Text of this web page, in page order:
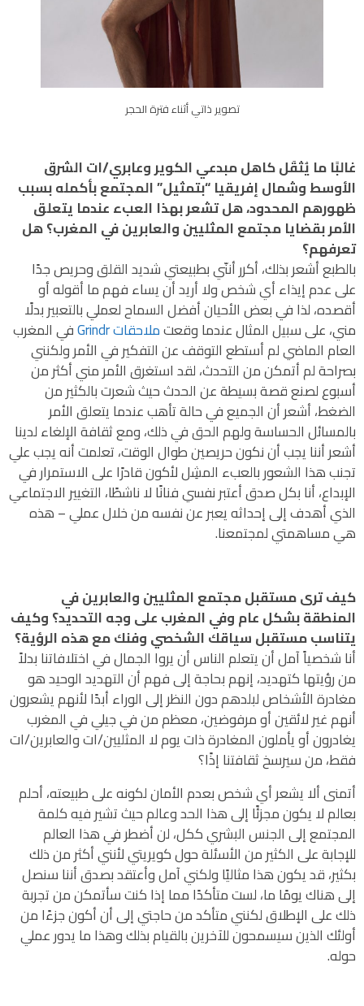
تصوير ذاتي أثناء فترة الحجر
غالبًا ما يُثقَل كاهل مبدعي الكوير وعابري/ات الشرق
الأوسط وشمال إفريقيا “بتمثيل” المجتمع بأكمله بسبب
ظهورهم المحدود، هل تشعر بهذا العبء عندما يتعلق
الأمر بقضايا مجتمع المثليين والعابرين في المغرب؟ هل
تعرفهم؟
بالطبع أشعر بذلك، أكرر أننّي بطبيعتي شديد القلق وحريص جدًا
على عدم إيذاء أي شخص ولا أريد أن يساء فهم ما أقوله أو
أقصده، لذا في بعض الأحيان أفضل السماح لعملي بالتعبير بدلًا
مني، على سبيل المثال عندما وقعتملاحقات Grindr في المغرب
العام الماضي لم أستطع التوقف عن التفكير في الأمر ولكنني
بصراحة لم أتمكن من التحدث، لقد استغرق الأمر مني أكثر من
أسبوع لصنع قصة بسيطة عن الحدث حيث شعرت بالكثير من
الضغط، أشعر أن الجميع في حالة تأهب عندما يتعلق الأمر
بالمسائل الحساسة ولهم الحق في ذلك، ومع ثقافة الإلغاء لدينا
أشعر أننا يجب أن نكون حريصين طوال الوقت، تعلمت أنه يجب علي
تجنب هذا الشعور بالعبء المشِل لأكون قادرًا على الاستمرار في
الإبداع، أنا بكل صدق أعتبر نفسي فنانًا لا ناشطًا، التغيير الاجتماعي
الذي أهدف إلى إحداثه يعبر عن نفسه من خلال عملي – هذه
هي مساهمتي لمجتمعنا.
كيف ترى مستقبل مجتمع المثليين والعابرين في
المنطقة بشكل عام وفي المغرب على وجه التحديد؟ وكيف
يتناسب مستقبل سياقك الشخصي وفنك مع هذه الرؤية؟
أنا شخصياً آمل أن يتعلم الناس أن يروا الجمال في اختلافاتنا بدلاً
من رؤيتها كتهديد، إنهم بحاجة إلى فهم أن التهديد الوحيد هو
مغادرة الأشخاص لبلدهم دون النظر إلى الوراء أبدًا لأنهم يشعرون
أنهم غير لائقين أو مرفوضين، معظم من في جيلي في المغرب
يغادرون أو يأملون المغادرة ذات يوم لا المثليين/ات والعابرين/ات
فقط، من سيرسخ ثقافتنا إذًا؟
أتمنى ألا يشعر أي شخص بعدم الأمان لكونه على طبيعته، أحلم
بعالم لا يكون مجزئًا إلى هذا الحد وعالم حيث تشير فيه كلمة
المجتمع إلى الجنس البشري ككل، لن أضطر في هذا العالم
للإجابة على الكثير من الأسئلة حول كويريتي لأنني أكثر من ذلك
بكثير، قد يكون هذا مثاليًا ولكني آمل وأعتقد بصدق أننا سنصل
إلى هناك يومًا ما، لست متأكدًا مما إذا كنت سأتمكن من تجربة
ذلك على الإطلاق لكنني متأكد من حاجتي إلى أن أكون جزءًا من
أولئك الذين سيسمحون للآخرين بالقيام بذلك وهذا ما يدور عملي
حوله.